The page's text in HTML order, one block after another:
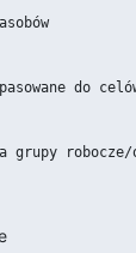
do
grupy